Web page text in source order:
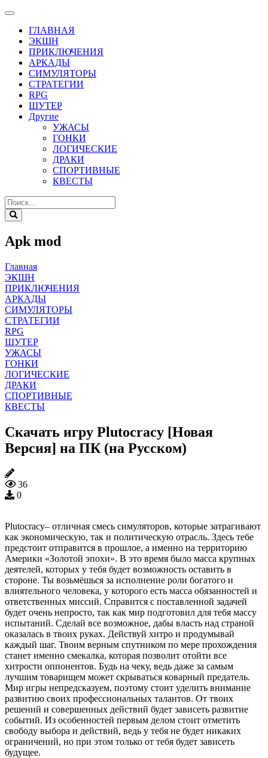
ГЛАВНАЯ
ЭКШН
ПРИКЛЮЧЕНИЯ
АРКАДЫ
СИМУЛЯТОРЫ
СТРАТЕГИИ
RPG
ШУТЕР
Другие
УЖАСЫ
ГОНКИ
ЛОГИЧЕСКИЕ
ДРАКИ
СПОРТИВНЫЕ
КВЕСТЫ
Apk mod
Главная
ЭКШН
ПРИКЛЮЧЕНИЯ
АРКАДЫ
СИМУЛЯТОРЫ
СТРАТЕГИИ
RPG
ШУТЕР
УЖАСЫ
ГОНКИ
ЛОГИЧЕСКИЕ
ДРАКИ
СПОРТИВНЫЕ
КВЕСТЫ
Скачать игру Plutocracy [Новая
Версия] на ПК (на Русском)
36
0
Plutocracy– отличная смесь симуляторов, которые затрагивают
как экономическую, так и политическую отрасль. Здесь тебе
предстоит отправится в прошлое, а именно на территорию
Америки «Золотой эпохи». В это время было масса крупных
деятелей, которых у тебя будет возможность оставить в
стороне. Ты возьмёшься за исполнение роли богатого и
влиятельного человека, у которого есть масса обязанностей и
ответственных миссий. Справится с поставленной задачей
будет очень непросто, так как мир подготовил для тебя массу
испытаний. Сделай все возможное, дабы власть над страной
оказалась в твоих руках. Действуй хитро и продумывай
каждый шаг. Твоим верным спутником по мере прохождения
станет именно смекалка, которая позволит отойти все
хитрости оппонентов. Будь на чеку, ведь даже за самым
лучшим товарищем может скрываться коварный предатель.
Мир игры непредсказуем, поэтому стоит уделить внимание
развитию своих профессиональных талантов. От твоих
решений и совершенных действий будет зависеть развитие
событий. Из особенностей первым делом стоит отметить
свободу выбора и действий, ведь у тебя не будет никаких
ограничений, но при этом только от тебя будет зависеть
будущее.